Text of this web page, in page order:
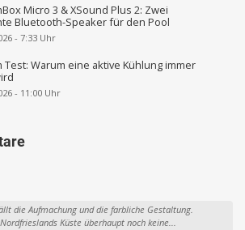
Micro 3 & XSound Plus 2: Zwei
Bluetooth-Speaker für den Pool
- 7:33 Uhr
Test: Warum eine aktive Kühlung immer
- 11:00 Uhr
die Aufmachung und die farbliche Gestaltung.
Küste überhaupt noch keine...